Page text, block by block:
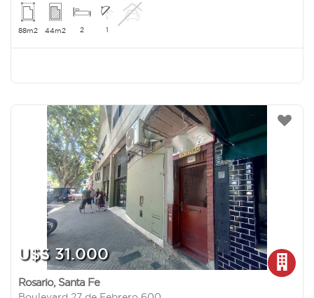
88m2 44m2 2 1
U$S 31.000
Rosario, Santa Fe